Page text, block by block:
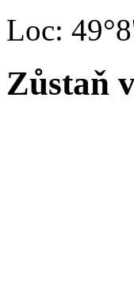
Loc:
Zůstaň